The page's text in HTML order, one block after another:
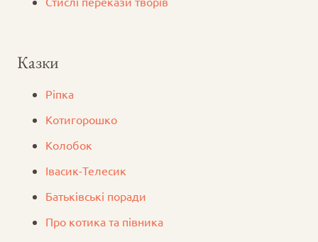
Казки
Ріпка
Котигорошко
Колобок
Iвасик-Телесик
Батьківські поради
Про котика та півника